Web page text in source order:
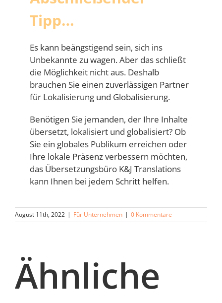
Tipp…
Es kann beängstigend sein, sich ins
Unbekannte zu wagen. Aber das schließt
die Möglichkeit nicht aus. Deshalb
brauchen Sie einen zuverlässigen Partner
für Lokalisierung und Globalisierung.
Benötigen Sie jemanden, der Ihre Inhalte
übersetzt, lokalisiert und globalisiert? Ob
Sie ein globales Publikum erreichen oder
Ihre lokale Präsenz verbessern möchten,
das Übersetzungsbüro K&J Translations
kann Ihnen bei jedem Schritt helfen.
August 11th, 2022 | Für Unternehmen | 0 Kommentare
Ähnliche